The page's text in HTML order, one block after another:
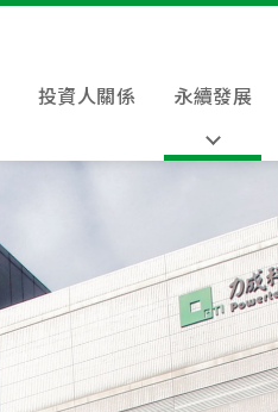
投資人關係 永續發展